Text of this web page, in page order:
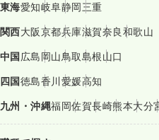
東海愛知岐阜静岡三重
関西大阪京都兵庫滋賀奈良和歌山
中国 広島 岡山鳥取島根山口
四国徳島香川 愛媛高知
九州・沖縄福岡佐賀長崎熊本大分